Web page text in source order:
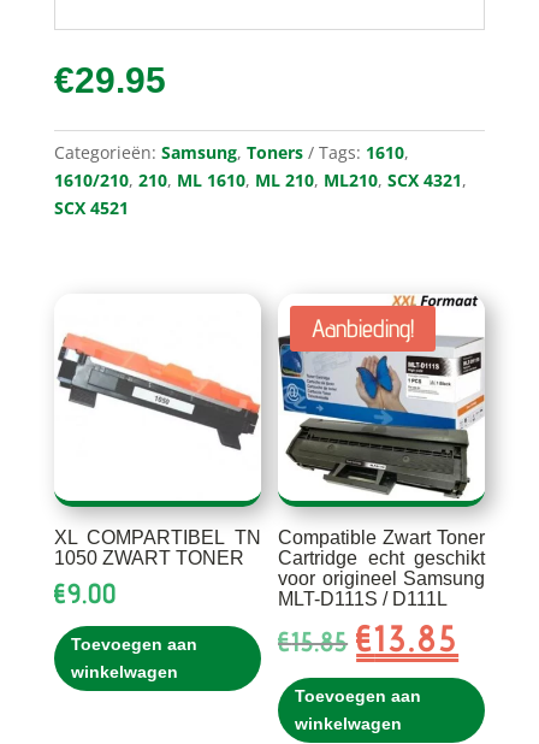
€29.95
Categorieën: Samsung, Toners Tags: 1610,
1610/210, 210, ML 1610, ML 210, ML210, SCX 4321,
SCX 4521
XL COMPARTIBEL TN
1050 ZWART TONER
€9.00
Toevoegen aan
winkelwagen
Aanbieding!
Compatible Zwart Toner
Cartridge echt geschikt
voor origineel Samsung
MLT-D111S / D111L
€15.85 Oorspronkelijke
prijs
was:
€15.85.
€13.85
prijs
is:
€13.85.
Toevoegen aan
winkelwagen